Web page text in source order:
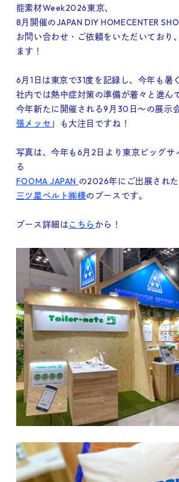
Company
FAQ
Blog
Recruit
Contact us
News Site policy
X
Instagram
タックチャンネル【ものづくり】
能素材Week2026東京、
8月開催のJAPAN DIY HOMECENTER
お問い合わせ・ご依頼をいただいており
ます！
6月1日は東京で31度を記録し、今年も暑
社内では熱中症対策の準備が着々と進ん
今年新たに開催される9月30日〜の展示
張メッセ 」も大注目ですね！
写真は、今年も6月2日より東京ビッグサ
る
FOOMA JAPAN の2026年にご出展された
三ツ星ベルト㈱様のブースです。
ブース詳細はこちら から！